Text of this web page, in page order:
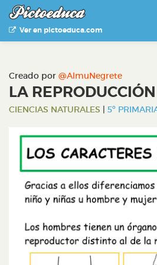
Ver en pictoeduca.com
Creado por @AlmuNegrete
LA
CIENCIAS NATURALES | 5º